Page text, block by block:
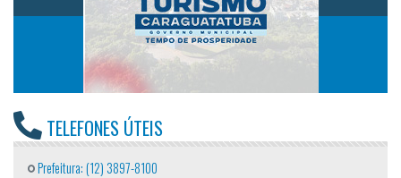
TELEFONES ÚTEIS
Prefeitura: (12) 3897-8100